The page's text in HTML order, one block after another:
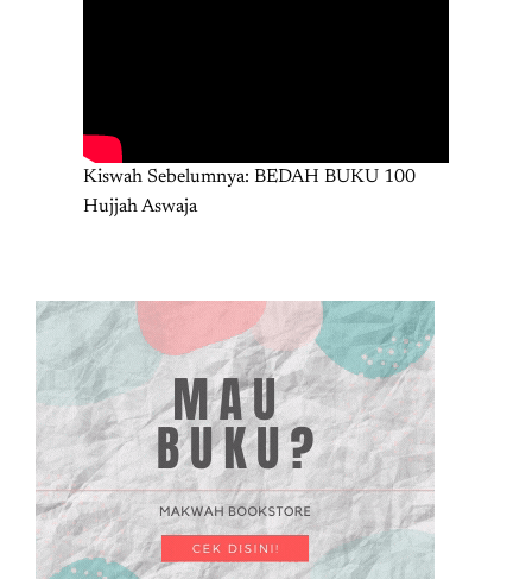
Kiswah Sebelumnya: BEDAH BUKU 100
Hujjah Aswaja